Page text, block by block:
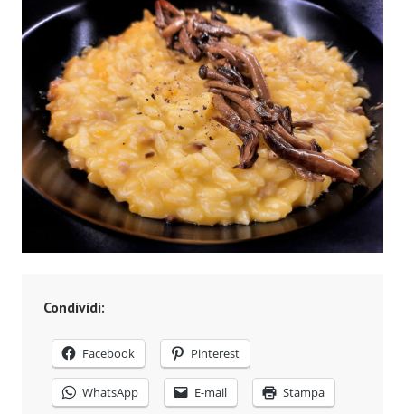
Condividi:
Facebook Pinterest
WhatsApp E-mail Stampa